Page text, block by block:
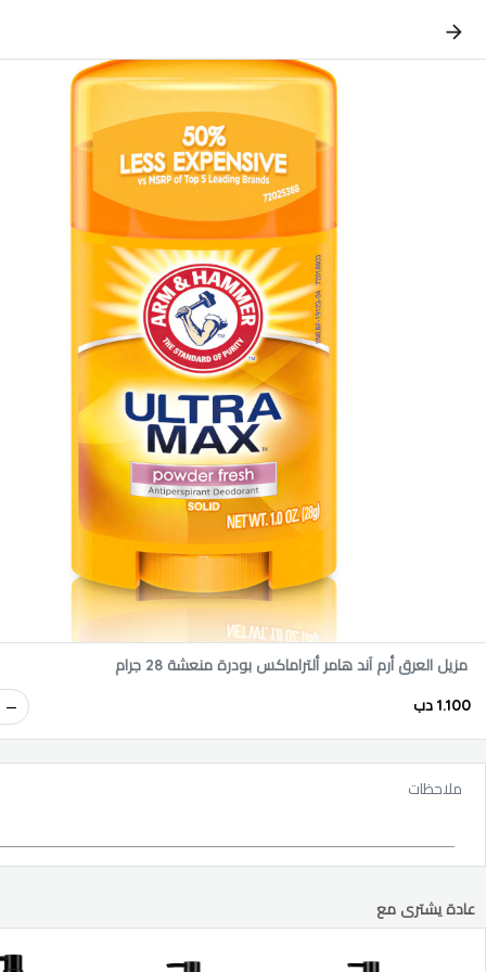
مزيل العرق أرم آند هامر ألتراماكس بودرة منعشة 28 جرام
1.100 دب
ملاحظات
عادة يشترى مع